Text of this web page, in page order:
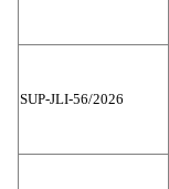
SUP-JLI-56/2026